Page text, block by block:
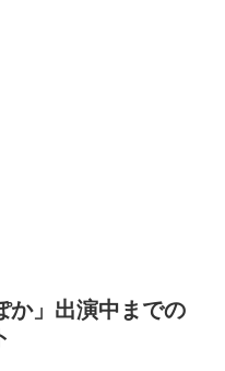
か」出演中までの